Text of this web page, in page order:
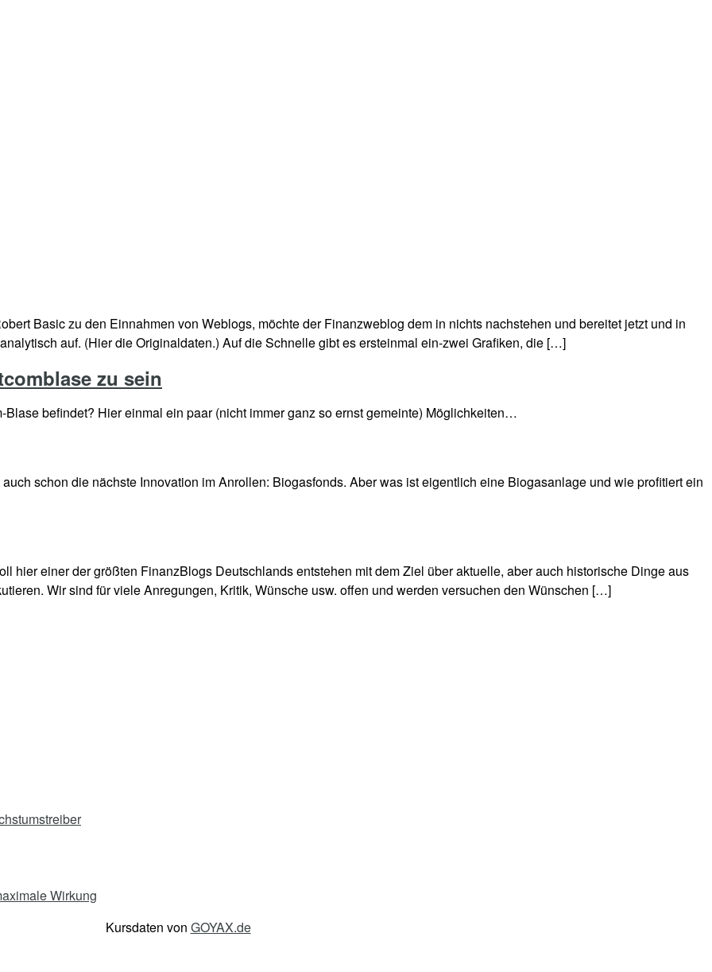
Basic zu den Einnahmen von Weblogs, möchte der Finanzweblog dem in nichts nachstehen und bereitet jetzt und in
auf. (Hier die Originaldaten.) Auf die Schnelle gibt es ersteinmal ein-zwei Grafiken, die […]
zu sein
befindet? Hier einmal ein paar (nicht immer ganz so ernst gemeinte) Möglichkeiten…
schon die nächste Innovation im Anrollen: Biogasfonds. Aber was ist eigentlich eine Biogasanlage und wie profitiert ein
hier einer der größten FinanzBlogs Deutschlands entstehen mit dem Ziel über aktuelle, aber auch historische Dinge aus
Wir sind für viele Anregungen, Kritik, Wünsche usw. offen und werden versuchen den Wünschen […]
Wirkung
Kursdaten von GOYAX.de